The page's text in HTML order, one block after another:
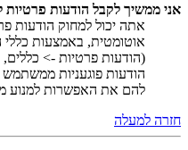
אני ממשיך לקבל הודעות פרטיות
אתה יכול למחוק הודעות
אוטומטית, באמצעות
(הודעות פרטיות ->
הודעות פוגעניות
להם את האפשרות למנוע
חזרה למעלה